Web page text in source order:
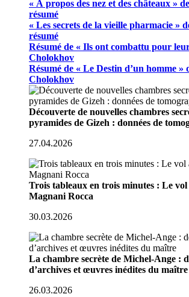
« À propos des nez et des châteaux »
résumé
« Les secrets de la vieille pharmacie »
résumé
Résumé de « Ils ont combattu pour
Cholokhov
Résumé de « Le Destin d’un homme
Cholokhov
Découverte de nouvelles chambres
pyramides de Gizeh : données de
27.04.2026
Trois tableaux en trois minutes : Le
Magnani Rocca
30.03.2026
La chambre secrète de Michel-Ange :
d’archives et œuvres inédites du maître
26.03.2026